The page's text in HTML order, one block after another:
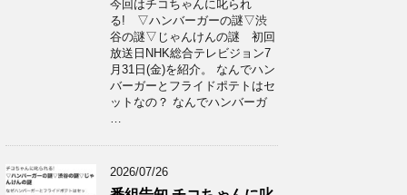
今回はチコちゃんに叱られ
る! ▽ハンバーガーの謎▽渋
谷の謎▽じゃんけんの謎 初回
放送日NHK総合テレビジョン7
月31日(金)を紹介。 なんでハン
バーガーとフライドポテトはセ
ットなの？ なんでハンバーガ
…
2026/07/26